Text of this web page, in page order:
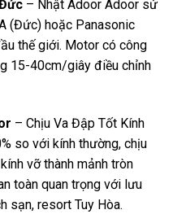
– Nhật Adoor Adoor sử
(Đức) hoặc Panasonic
thế giới. Motor có công
15-40cm/giây điều chỉnh
– Chịu Va Đập Tốt Kính
so với kính thường, chịu
vỡ thành mảnh tròn
toàn quan trọng với lưu
sạn, resort Tuy Hòa.